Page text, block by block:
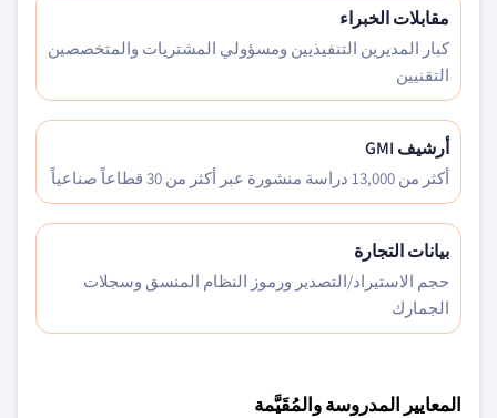
مقابلات الخبراء
كبار المديرين التنفيذيين ومسؤولي المشتريات والمتخصصين
التقنيين
أرشيف GMI
أكثر من 13,000 دراسة منشورة عبر أكثر من 30 قطاعاً صناعياً
بيانات التجارة
حجم الاستيراد/التصدير ورموز النظام المنسق وسجلات
الجمارك
المعايير المدروسة والمُقَيَّمة